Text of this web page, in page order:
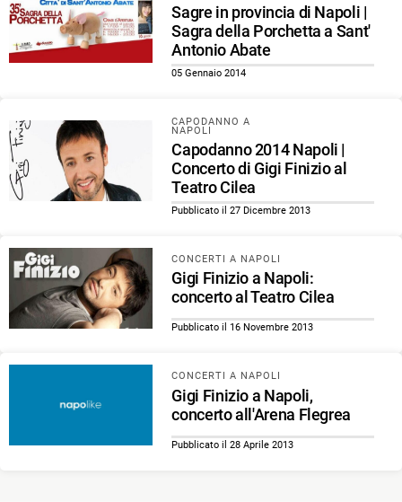
Sagre in provincia di Napoli |
Sagra della Porchetta a Sant'
Antonio Abate
05 Gennaio 2014
CAPODANNO A
NAPOLI
Capodanno 2014 Napoli |
Concerto di Gigi Finizio al
Teatro Cilea
Pubblicato il 27 Dicembre 2013
CONCERTI A NAPOLI
Gigi Finizio a Napoli:
concerto al Teatro Cilea
Pubblicato il 16 Novembre 2013
CONCERTI A NAPOLI
Gigi Finizio a Napoli,
concerto all'Arena Flegrea
Pubblicato il 28 Aprile 2013